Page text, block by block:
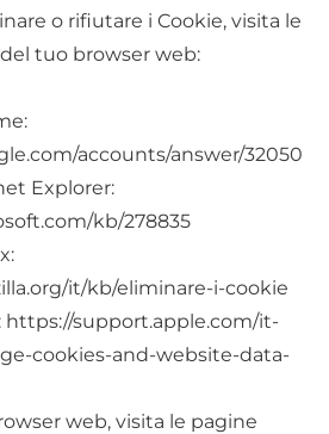
o rifiutare i Cookie, visita le
tuo browser web:
accounts/answer/32050
Explorer:
kb/278835
it/kb/eliminare-i-cookie
https://support.apple.com/it-
cookies-and-website-data-
web, visita le pagine